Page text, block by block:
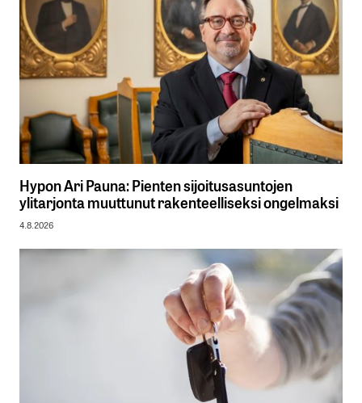
Hypon Ari Pauna: Pienten sijoitusasuntojen
ylitarjonta muuttunut rakenteelliseksi ongelmaksi
4.8.2026